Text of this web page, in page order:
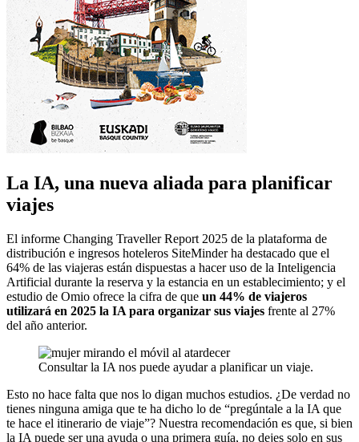
La IA, una nueva aliada para planificar
viajes
El informe Changing Traveller Report 2025 de la plataforma de
distribución e ingresos hoteleros SiteMinder ha destacado que el
64% de las viajeras están dispuestas a hacer uso de la Inteligencia
Artificial durante la reserva y la estancia en un establecimiento; y el
estudio de Omio ofrece la cifra de que un 44% de viajeros
utilizará en 2025 la IA para organizar sus viajes frente al 27%
del año anterior.
Consultar la IA nos puede ayudar a planificar un viaje.
Esto no hace falta que nos lo digan muchos estudios. ¿De verdad no
tienes ninguna amiga que te ha dicho lo de “pregúntale a la IA que
te hace el itinerario de viaje”? Nuestra recomendación es que, si bien
la IA puede ser una ayuda o una primera guía, no dejes solo en sus